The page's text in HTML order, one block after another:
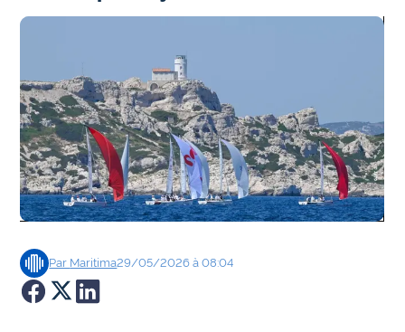
Agenda
Faits
divers
Sports
Société
Culture
Par Maritima29/05/2026 à 08:04